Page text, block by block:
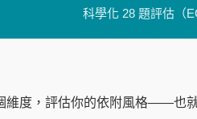
科學化 28 題評估（
維度，評估你的依附風格——也